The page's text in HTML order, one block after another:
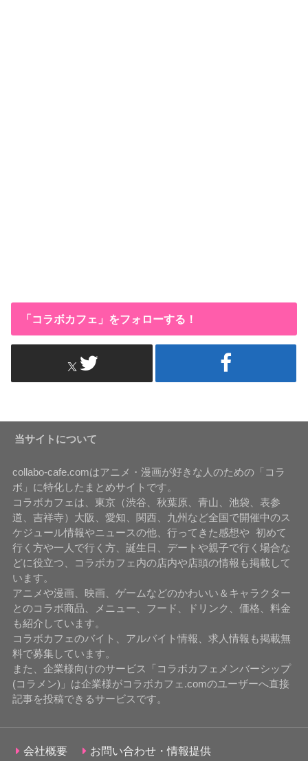
「コラボカフェ」をフォローする！
当サイトについて
collabo-cafe.comはアニメ・漫画が好きな人のための「コラ
ボ」に特化したまとめサイトです。
コラボカフェは、東京（渋谷、秋葉原、青山、池袋、表参
道、吉祥寺）大阪、愛知、関西、九州など全国で開催中のス
ケジュール情報やニュースの他、行ってきた感想や 初めて
行く方や一人で行く方、誕生日、デートや親子で行く場合な
どに役立つ、コラボカフェ内の店内や店頭の情報も掲載して
います。
アニメや漫画、映画、ゲームなどのかわいい＆キャラクター
とのコラボ商品、メニュー、フード、ドリンク、価格、料金
も紹介しています。
コラボカフェのバイト、アルバイト情報、求人情報も掲載無
料で募集しています。
また、企業様向けのサービス「コラボカフェメンバーシップ
(コラメン)」は企業様がコラボカフェ.comのユーザーへ直接
記事を投稿できるサービスです。
会社概要 お問い合わせ・情報提供